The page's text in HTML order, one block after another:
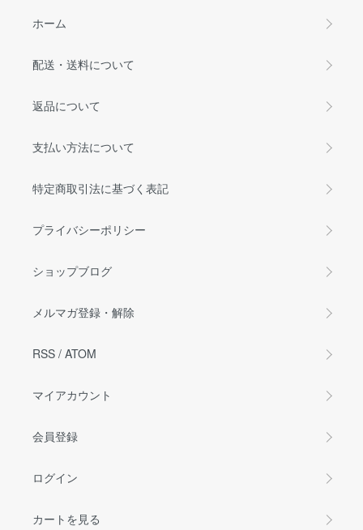
ホーム
配送・送料について
返品について
支払い方法について
特定商取引法に基づく表記
プライバシーポリシー
ショップブログ
メルマガ登録・解除
RSS / ATOM
マイアカウント
会員登録
ログイン
カートを見る